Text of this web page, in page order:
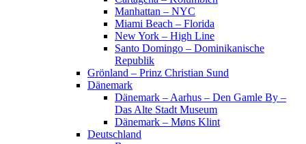
Manhattan – NYC
Miami Beach – Florida
New York – High Line
Santo Domingo – Dominikanische
Republik
Grönland – Prinz Christian Sund
Dänemark
Dänemark – Aarhus – Den Gamle By –
Das Alte Stadt Museum
Dänemark – Møns Klint
Deutschland